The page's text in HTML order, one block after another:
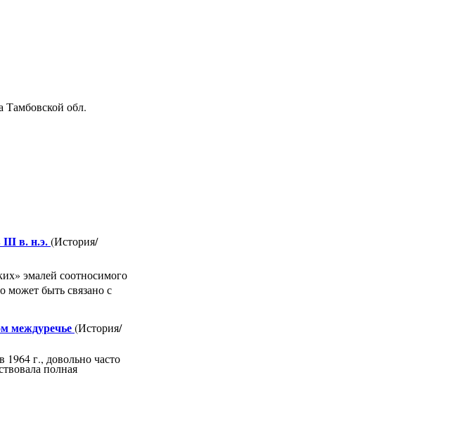
Тамбовской обл.
III в. н.э.(История/
эмалей соотносимого
может быть связано с
междуречье(История/
г., довольно часто
полная